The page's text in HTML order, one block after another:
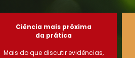
Ciência mais próxima
da prática
Mais do que discutir evidências,